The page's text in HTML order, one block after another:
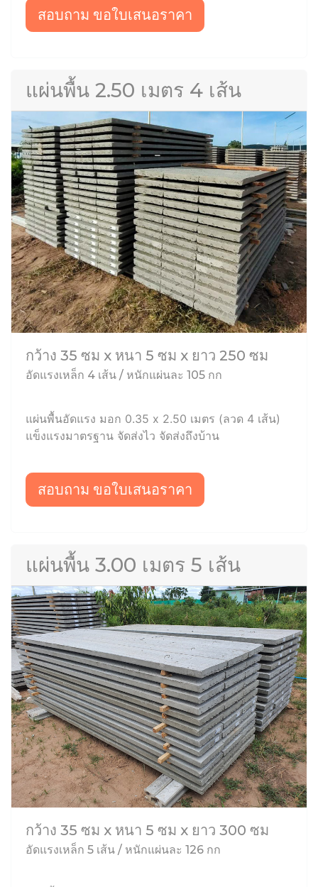
สอบถาม ขอใบเสนอราคา
แผ่นพื้น 2.50 เมตร 4 เส้น
กว้าง 35 ซม x หนา 5 ซม x ยาว 250 ซม
อัดแรงเหล็ก 4 เส้น / หนักแผ่นละ 105 กก
แผ่นพื้นอัดแรง มอก 0.35 x 2.50 เมตร (ลวด 4 เส้น)
แข็งแรงมาตรฐาน จัดส่งไว จัดส่งถึงบ้าน
สอบถาม ขอใบเสนอราคา
แผ่นพื้น 3.00 เมตร 5 เส้น
กว้าง 35 ซม x หนา 5 ซม x ยาว 300 ซม
อัดแรงเหล็ก 5 เส้น / หนักแผ่นละ 126 กก